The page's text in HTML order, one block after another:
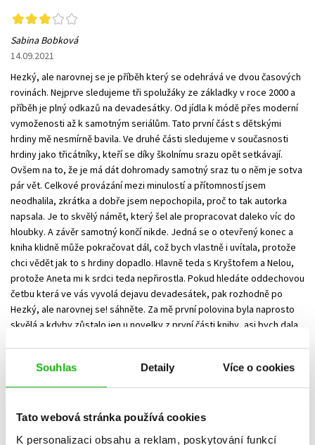
Souhlas Detaily Více o cookies
Tato webová stránka používá cookies
K personalizaci obsahu a reklam, poskytování funkcí
Sabina Bobková
14.09.2021
Hezký, ale narovnej se je příběh který se odehrává ve dvou časových
rovinách. Nejprve sledujeme tři spolužáky ze základky v roce 2000 a
příběh je plný odkazů na devadesátky. Od jídla k módě přes moderní
vymoženosti až k samotným seriálům. Tato první část s dětskými
hrdiny mě nesmírně bavila. Ve druhé části sledujeme v současnosti
hrdiny jako třicátníky, kteří se díky školnímu srazu opět setkávají.
Ovšem na to, že je má dát dohromady samotný sraz tu o něm je sotva
pár vět. Celkové provázání mezi minulostí a přítomností jsem
neodhalila, zkrátka a dobře jsem nepochopila, proč to tak autorka
napsala. Je to skvělý námět, který šel ale propracovat daleko víc do
hloubky. A závěr samotný končí nikde. Jedná se o otevřený konec a
kniha klidně může pokračovat dál, což bych vlastně i uvítala, protože
chci vědět jak to s hrdiny dopadlo. Hlavně teda s Kryštofem a Nelou,
protože Aneta mi k srdci teda nepřirostla. Pokud hledáte oddechovou
četbu která ve vás vyvolá dejavu devadesátek, pak rozhodně po
Hezký, ale narovnej se! sáhněte. Za mě první polovina byla naprosto
skvělá a kdyby zůstalo jen u novelky z první části knihy, asi bych dala
narovnej-se.html
Vaše hodnocení